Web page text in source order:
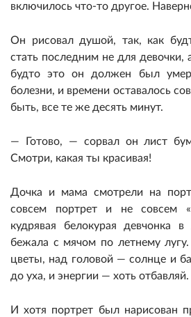
включилось что-то другое.
Он рисовал душой, так, как
стать последним не для девочки,
будто это он должен был
болезни, и времени оставалось
быть, все те же десять минут.
— Готово, — сорвал он лист
Смотри, какая ты красивая!
Дочка и мама смотрели на
совсем портрет и не совсем
кудрявая белокурая девчонка в
бежала с мячом по летнему
цветы, над головой — солнце и
до уха, и энергии — хоть отбавляй.
И хотя портрет был нарисован